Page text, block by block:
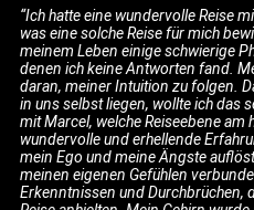
“Ich hatte eine wundervolle Reise
was eine solche Reise für mich
meinem Leben einige schwierige
denen ich keine Antworten fand.
daran, meiner Intuition zu folgen.
in uns selbst liegen, wollte ich das
mit Marcel, welche Reiseebene am
wundervolle und erhellende
mein Ego und meine Ängste
meinen eigenen Gefühlen
Erkenntnissen und Durchbrüchen,